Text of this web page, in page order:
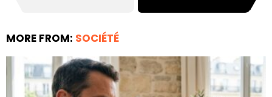
MORE FROM: SOCIÉTÉ